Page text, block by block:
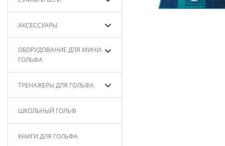
АКСЕССУАРЫ
ОБОРУДОВАНИЕ ДЛЯ МИНИ-
ГОЛЬФА
ТРЕНАЖЕРЫ ДЛЯ ГОЛЬФА
ШКОЛЬНЫЙ ГОЛЬФ
КНИГИ ДЛЯ ГОЛЬФА